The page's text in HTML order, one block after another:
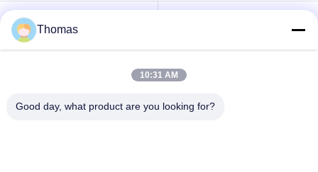
ksd301 θερμοστάτης
αναστοιχειοθέτησης
θερμοστάτης
ksd301 θερμικός
Thomas
10:31 AM
Good day, what product are you looking for?